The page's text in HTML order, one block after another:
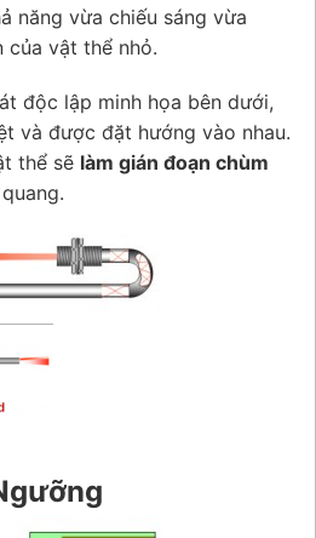
năng vừa chiếu sáng vừa
của vật thể nhỏ.
độc lập minh họa bên dưới,
và được đặt hướng vào nhau.
thể sẽ làm gián đoạn chùm